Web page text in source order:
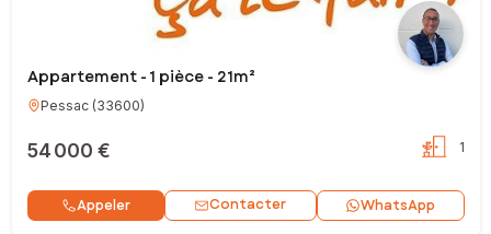
Appartement - 1 pièce - 21m²
Pessac(33600)
54 000 € 1
Appeler Contacter WhatsApp